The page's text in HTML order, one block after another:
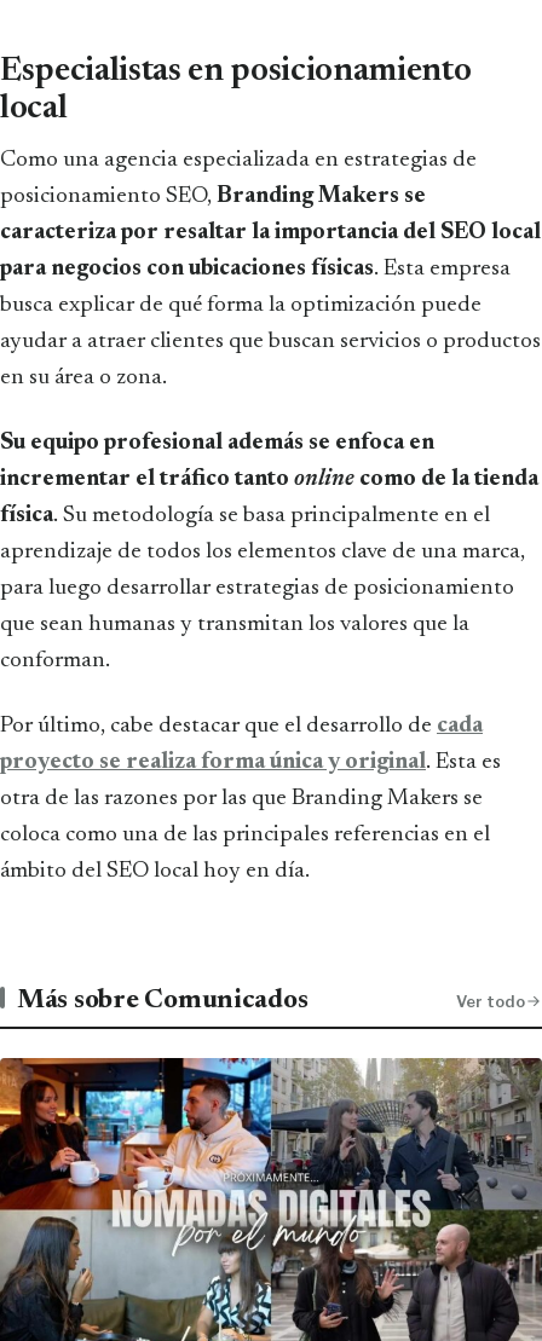
Especialistas en posicionamiento
local
Como una agencia especializada en estrategias de
posicionamiento SEO, Branding Makers se
caracteriza por resaltar la importancia del SEO local
para negocios con ubicaciones físicas. Esta empresa
busca explicar de qué forma la optimización puede
ayudar a atraer clientes que buscan servicios o productos
en su área o zona.
Su equipo profesional además se enfoca en
incrementar el tráfico tanto online como de la tienda
física. Su metodología se basa principalmente en el
aprendizaje de todos los elementos clave de una marca,
para luego desarrollar estrategias de posicionamiento
que sean humanas y transmitan los valores que la
conforman.
Por último, cabe destacar que el desarrollo de cada
proyecto se realiza forma única y original. Esta es
otra de las razones por las que Branding Makers se
coloca como una de las principales referencias en el
ámbito del SEO local hoy en día.
Más sobre Comunicados Ver todo